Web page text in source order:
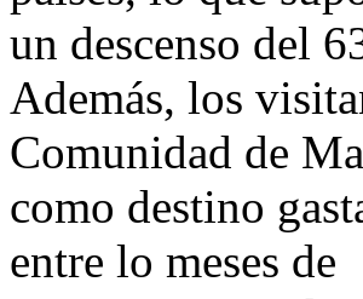
un descenso del
Además, los
Comunidad de
como destino
entre lo meses de